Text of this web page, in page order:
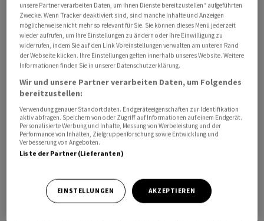
sich die einzelnen Investoren an der Runde beteiligen
und wie viel Geld bereits geflossen ist, wurde nicht
mitgeteilt.
Roboter sollen in Industrie eingesetzt werden
Neura-Gründer David Reger sagte, die Zukunft der
Künstlichen Intelligenz (KI) werde nicht einfach auf
Bildschirmen stattfinden. Sie werde sich bewegen,
interagieren, lernen und in der realen Welt an unserer
Seite arbeiten. Die Firma entwickelt humanoide
Tastsinn haben. Sie sollen beispielsweise in der
Industrie oder auch in Haushalten zum Einsatz kommen
unsere Partner verarbeiten Daten, um Ihnen Dienste bereitzustellen“ aufgeführten
Zwecke. Wenn Tracker deaktiviert sind, sind manche Inhalte und Anzeigen
möglicherweise nicht mehr so relevant für Sie. Sie können dieses Menü jederzeit
wieder aufrufen, um Ihre Einstellungen zu ändern oder Ihre Einwilligung zu
widerrufen, indem Sie auf den Link Voreinstellungen verwalten am unteren Rand
der Webseite klicken. Ihre Einstellungen gelten innerhalb unseres Website. Weitere
Informationen finden Sie in unserer Datenschutzerklärung.
Wir und unsere Partner verarbeiten Daten, um Folgendes
bereitzustellen:
Verwendung genauer Standortdaten. Endgeräteeigenschaften zur Identifikation
aktiv abfragen. Speichern von oder Zugriff auf Informationen auf einem Endgerät.
Personalisierte Werbung und Inhalte, Messung von Werbeleistung und der
Performance von Inhalten, Zielgruppenforschung sowie Entwicklung und
Verbesserung von Angeboten.
Liste der Partner (Lieferanten)
EINSTELLUNGEN AKZEPTIEREN